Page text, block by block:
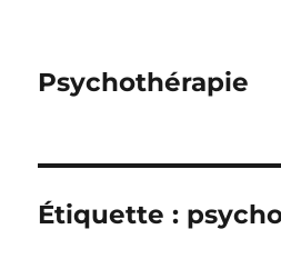
Psychothérapie
Étiquette :